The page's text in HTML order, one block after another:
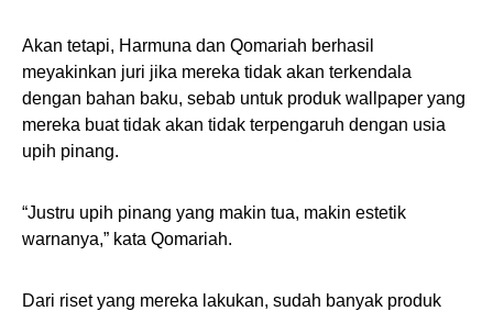
Akan tetapi, Harmuna dan Qomariah berhasil
meyakinkan juri jika mereka tidak akan terkendala
dengan bahan baku, sebab untuk produk wallpaper yang
mereka buat tidak akan tidak terpengaruh dengan usia
upih pinang.
“Justru upih pinang yang makin tua, makin estetik
warnanya,” kata Qomariah.
Dari riset yang mereka lakukan, sudah banyak produk